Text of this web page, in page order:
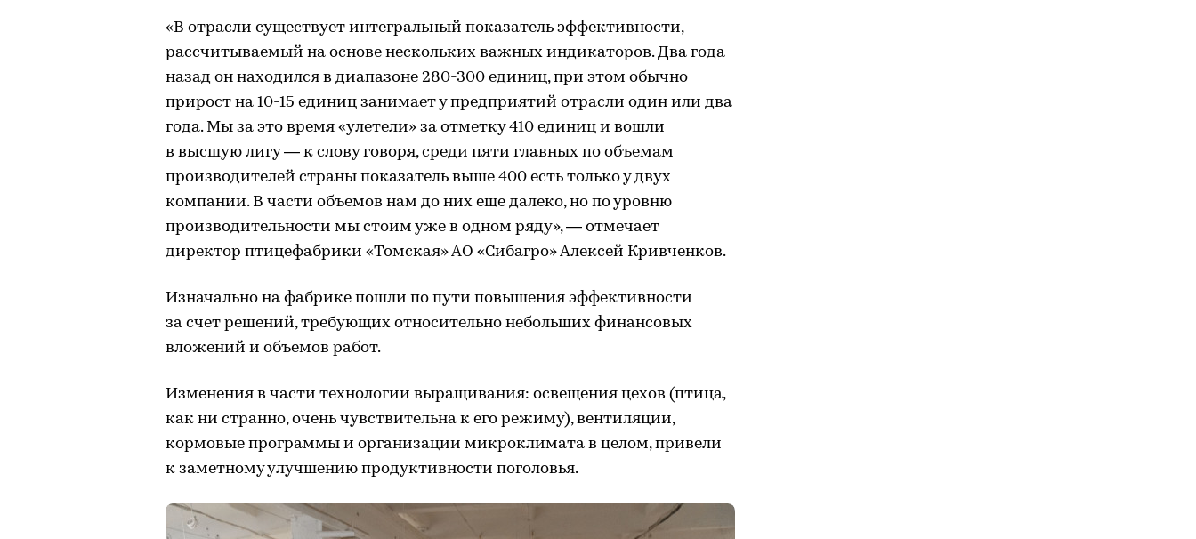
«В отрасли существует интегральный показатель эффективности,
рассчитываемый на основе нескольких важных индикаторов. Два года
назад он находился в диапазоне 280-300 единиц, при этом обычно
прирост на 10-15 единиц занимает у предприятий отрасли один или два
года. Мы за это время «улетели» за отметку 410 единиц и вошли
в высшую лигу — к слову говоря, среди пяти главных по объемам
производителей страны показатель выше 400 есть только у двух
компании. В части объемов нам до них еще далеко, но по уровню
производительности мы стоим уже в одном ряду», — отмечает
директор птицефабрики «Томская» АО «Сибагро» Алексей Кривченков.
Изначально на фабрике пошли по пути повышения эффективности
за счет решений, требующих относительно небольших финансовых
вложений и объемов работ.
Изменения в части технологии выращивания: освещения цехов (птица,
как ни странно, очень чувствительна к его режиму), вентиляции,
кормовые программы и организации микроклимата в целом, привели
к заметному улучшению продуктивности поголовья.